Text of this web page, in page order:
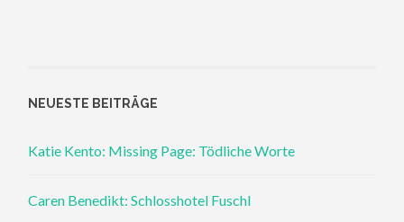
NEUESTE BEITRÄGE
Katie Kento: Missing Page: Tödliche Worte
Caren Benedikt: Schlosshotel Fuschl